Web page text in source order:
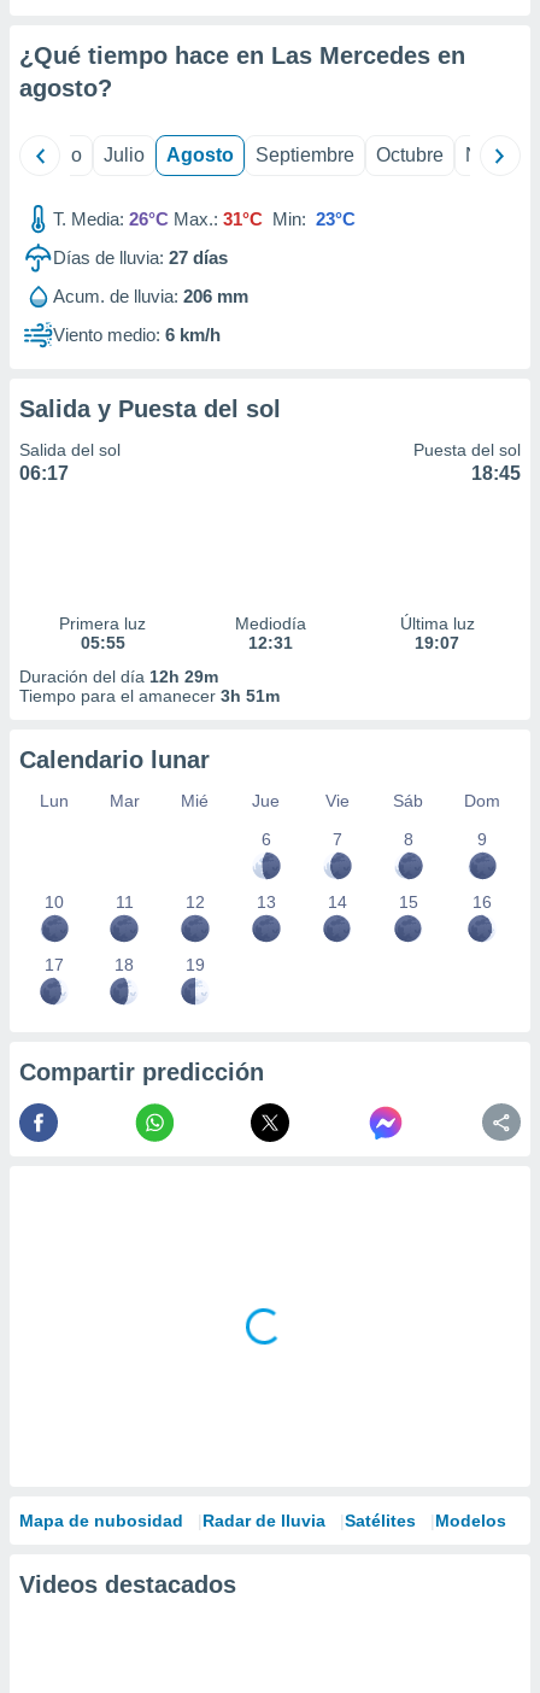
de
¿Qué tiempo hace en Las Mercedes en
agosto?
Junio Julio Agosto Septiembre Octubre
T. Media: 26°C Max.: 31°C Min: 23°C
Días de lluvia: 27 días
Acum. de lluvia: 206 mm
Viento medio: 6 km/h
Salida y Puesta del sol
Salida del sol
06:17
Puesta del sol
18:45
Primera luz
05:55
Mediodía
12:31
Última luz
19:07
Duración del día 12h 29m
Tiempo para el amanecer 3h 51m
Calendario lunar
Lun Mar Mié Jue Vie Sáb
Dom
6
7 8 9
10 11 12 13 14 15 16
17 18 19
Compartir predicción
Mapa de nubosidad Radar de lluvia Satélites Modelos
Videos destacados